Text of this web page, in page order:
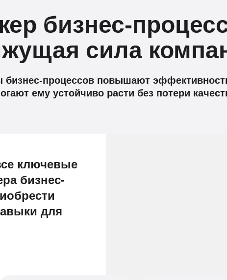
бизнес-
сила
процессов повышают
ему устойчиво расти без потери
ключевые
бизнес-
для